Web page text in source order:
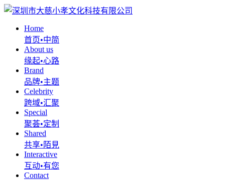
Home
首页•中简
About us
缘起•心路
Brand
品牌•主题
Celebrity
跨域•汇聚
Special
聚荟•定制
Shared
共享•陌見
Interactive
互动•有您
Contact